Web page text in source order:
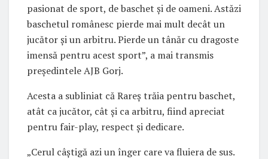
pasionat de sport, de baschet și de oameni. Astăzi
baschetul românesc pierde mai mult decât un
jucător și un arbitru. Pierde un tânăr cu dragoste
imensă pentru acest sport”, a mai transmis
președintele AJB Gorj.
Acesta a subliniat că Rareș trăia pentru baschet,
atât ca jucător, cât și ca arbitru, fiind apreciat
pentru fair-play, respect și dedicare.
„Cerul câștigă azi un înger care va fluiera de sus.